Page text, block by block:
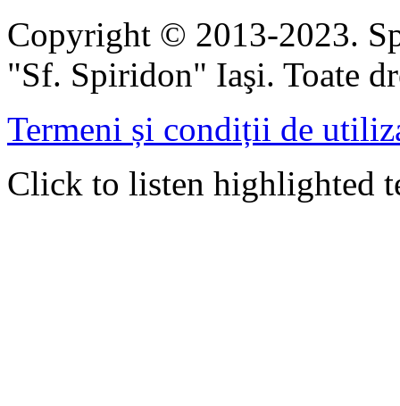
Copyright © 2013-2023.
"Sf. Spiridon" Iaşi. Toate
Termeni și condiții de
Click to listen highlighted